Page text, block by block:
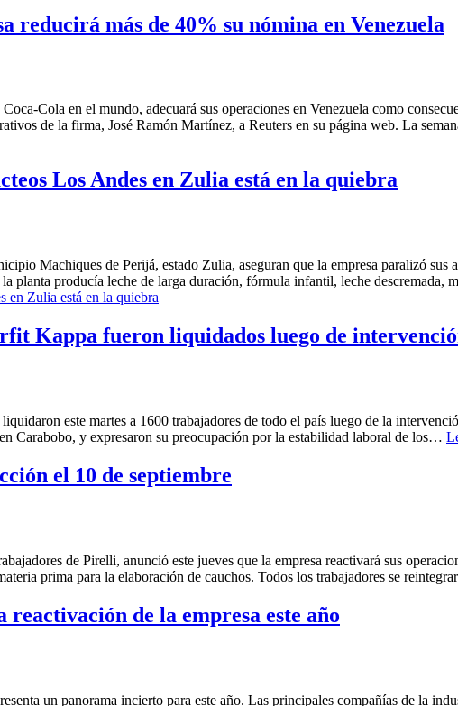
reducirá más de 40% su nómina en Venezuela
Cola en el mundo, adecuará sus operaciones en Venezuela como
de la firma, José Ramón Martínez, a Reuters en su página web. La
Los Andes en Zulia está en la quiebra
Machiques de Perijá, estado Zulia, aseguran que la empresa paralizó
planta producía leche de larga duración, fórmula infantil, leche
en Zulia está en la quiebra
Kappa fueron liquidados luego de
este martes a 1600 trabajadores de todo el país luego de la
Carabobo, y expresaron su preocupación por la estabilidad laboral de los…
el 10 de septiembre
de Pirelli, anunció este jueves que la empresa reactivará sus
prima para la elaboración de cauchos. Todos los trabajadores se
de la empresa este año
un panorama incierto para este año. Las principales compañías de la